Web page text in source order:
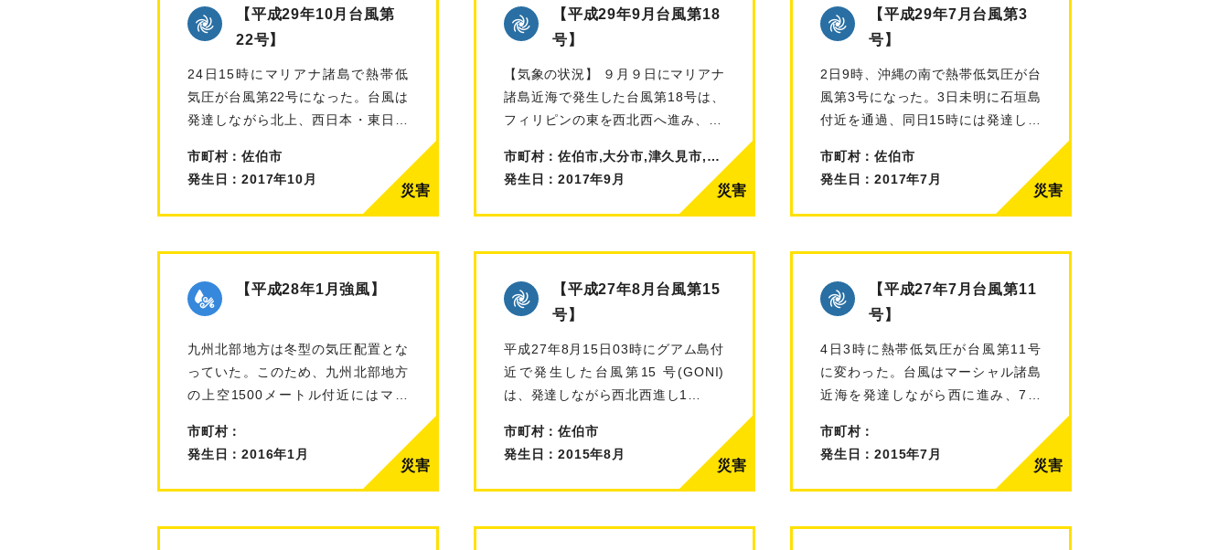
【平成29年10月台風第
22号】
24日15時にマリアナ諸島で熱帯低
気圧が台風第22号になった。台風は
発達しながら北上、西日本・東日本
市町村：佐伯市
発生日：2017年10月
【平成29年9月台風第18
号】
【気象の状況】 ９月９日にマリアナ
諸島近海で発生した台風第18号は、
フィリピンの東を西北西へ進み、13
市町村：佐伯市,大分市,津久見市,臼杵市,豊後大野市
発生日：2017年9月
【平成29年7月台風第3
号】
2日9時、沖縄の南で熱帯低気圧が台
風第3号になった。3日未明に石垣島
付近を通過、同日15時には発達して
市町村：佐伯市
発生日：2017年7月
【平成28年1月強風】
九州北部地方は冬型の気圧配置とな
っていた。このため、九州北部地方
の上空1500メートル付近にはマイ
市町村：
発生日：2016年1月
【平成27年8月台風第15
号】
平成27年8月15日03時にグアム島付
近で発生した台風第15 号(GONI)
は、発達しながら西北西進し1…
市町村：佐伯市
発生日：2015年8月
【平成27年7月台風第11
号】
4日3時に熱帯低気圧が台風第11号
に変わった。台風はマーシャル諸島
近海を発達しながら西に進み、7日
市町村：
発生日：2015年7月